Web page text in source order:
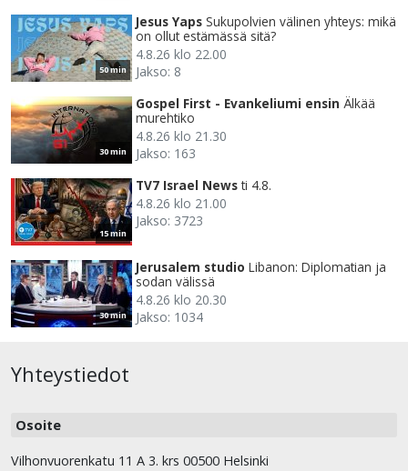
50 min
Jesus Yaps Sukupolvien välinen yhteys: mikä
on ollut estämässä sitä?
4.8.26 klo 22.00
Jakso: 8
30 min
Gospel First - Evankeliumi ensin Älkää
murehtiko
4.8.26 klo 21.30
Jakso: 163
15 min
TV7 Israel News ti 4.8.
4.8.26 klo 21.00
Jakso: 3723
30 min
Jerusalem studio Libanon: Diplomatian ja
sodan välissä
4.8.26 klo 20.30
Jakso: 1034
Yhteystiedot
Osoite
Vilhonvuorenkatu 11 A 3. krs 00500 Helsinki